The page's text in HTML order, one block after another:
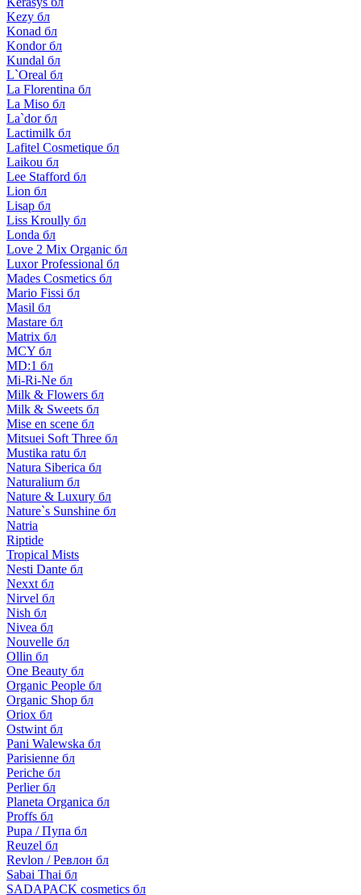
Kezy бл
Konad бл
Kondor бл
Kundal бл
L`Oreal бл
La Florentina бл
La Miso бл
La`dor бл
Lactimilk бл
Lafitel Cosmetique бл
Laikou бл
Lee Stafford бл
Lion бл
Lisap бл
Liss Kroully бл
Londa бл
Love 2 Mix Organic бл
Luxor Professional бл
Mades Cosmetics бл
Mario Fissi бл
Masil бл
Mastare бл
Matrix бл
MCY бл
MD:1 бл
Mi-Ri-Ne бл
Milk & Flowers бл
Milk & Sweets бл
Mise en scene бл
Mitsuei Soft Three бл
Mustika ratu бл
Natura Siberica бл
Naturalium бл
Nature & Luxury бл
Nature`s Sunshine бл
Natria
Riptide
Tropical Mists
Nesti Dante бл
Nexxt бл
Nirvel бл
Nish бл
Nivea бл
Nouvelle бл
Ollin бл
One Beauty бл
Organic People бл
Organic Shop бл
Oriox бл
Ostwint бл
Pani Walewska бл
Parisienne бл
Periche бл
Perlier бл
Planeta Organica бл
Proffs бл
Pupa / Пупа бл
Reuzel бл
Revlon / Ревлон бл
Sabai Thai бл
SADAPACK cosmetics бл